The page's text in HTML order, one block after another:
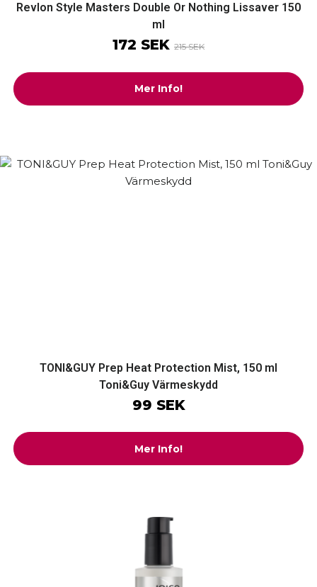
Revlon Style Masters Double Or Nothing Lissaver 150
ml
172 SEK 215 SEK
Mer Info!
TONI&GUY Prep Heat Protection Mist, 150 ml
Toni&Guy Värmeskydd
99 SEK
Mer Info!